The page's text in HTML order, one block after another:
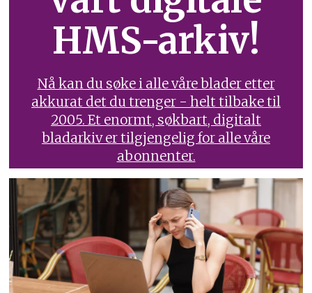
HMS-arkiv!
Nå kan du søke i alle våre blader etter
akkurat det du trenger - helt tilbake til
2005. Et enormt, søkbart, digitalt
bladarkiv er tilgjengelig for alle våre
abonnenter.